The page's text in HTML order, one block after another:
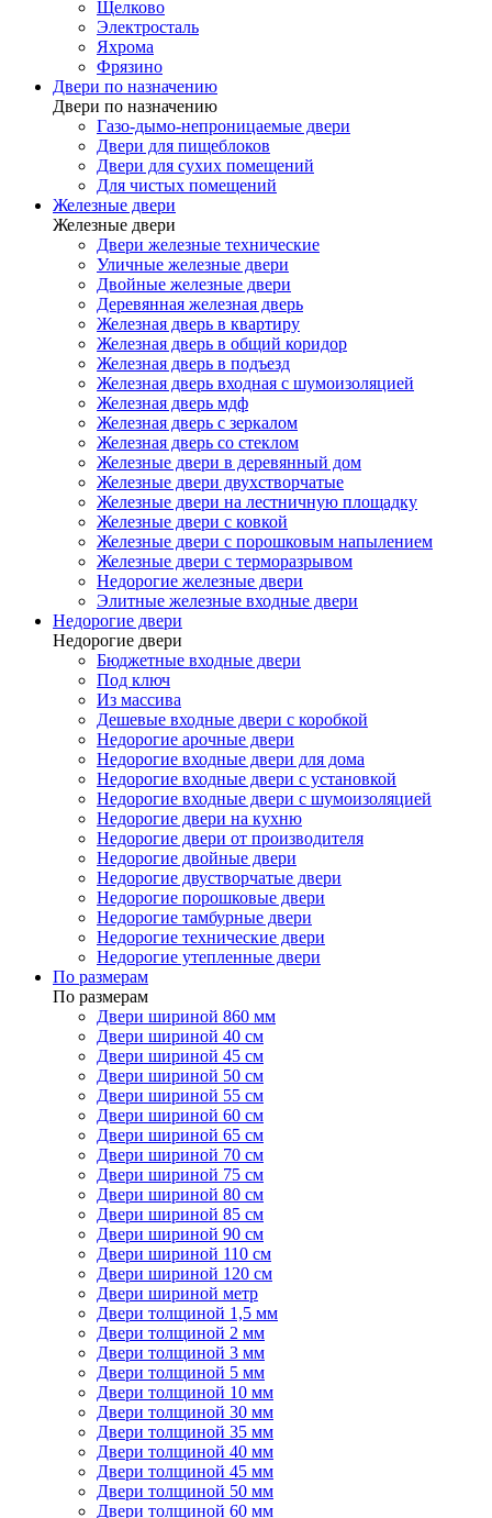
Щелково
Электросталь
Яхрома
Фрязино
Двери по назначению
Двери по назначению
Газо-дымо-непроницаемые двери
Двери для пищеблоков
Двери для сухих помещений
Для чистых помещений
Железные двери
Железные двери
Двери железные технические
Уличные железные двери
Двойные железные двери
Деревянная железная дверь
Железная дверь в квартиру
Железная дверь в общий коридор
Железная дверь в подъезд
Железная дверь входная с шумоизоляцией
Железная дверь мдф
Железная дверь с зеркалом
Железная дверь со стеклом
Железные двери в деревянный дом
Железные двери двухстворчатые
Железные двери на лестничную площадку
Железные двери с ковкой
Железные двери с порошковым напылением
Железные двери с терморазрывом
Недорогие железные двери
Элитные железные входные двери
Недорогие двери
Недорогие двери
Бюджетные входные двери
Под ключ
Из массива
Дешевые входные двери с коробкой
Недорогие арочные двери
Недорогие входные двери для дома
Недорогие входные двери с установкой
Недорогие входные двери с шумоизоляцией
Недорогие двери на кухню
Недорогие двери от производителя
Недорогие двойные двери
Недорогие двустворчатые двери
Недорогие порошковые двери
Недорогие тамбурные двери
Недорогие технические двери
Недорогие утепленные двери
По размерам
По размерам
Двери шириной 860 мм
Двери шириной 40 см
Двери шириной 45 см
Двери шириной 50 см
Двери шириной 55 см
Двери шириной 60 см
Двери шириной 65 см
Двери шириной 70 см
Двери шириной 75 см
Двери шириной 80 см
Двери шириной 85 см
Двери шириной 90 см
Двери шириной 110 см
Двери шириной 120 см
Двери шириной метр
Двери толщиной 1,5 мм
Двери толщиной 2 мм
Двери толщиной 3 мм
Двери толщиной 5 мм
Двери толщиной 10 мм
Двери толщиной 30 мм
Двери толщиной 35 мм
Двери толщиной 40 мм
Двери толщиной 45 мм
Двери толщиной 50 мм
Двери толщиной 60 мм